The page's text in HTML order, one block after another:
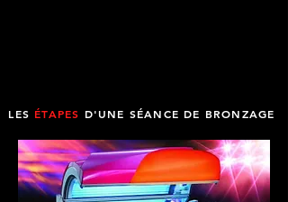
LES ÉTAPES D'UNE SÉANCE DE BRONZAGE